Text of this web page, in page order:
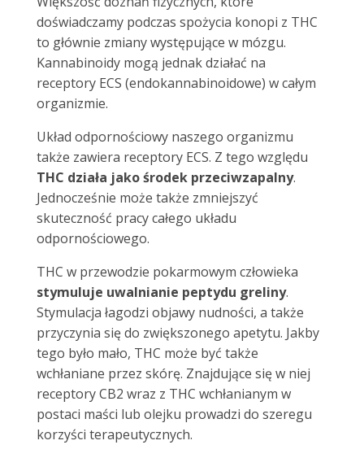
doświadczamy podczas spożycia konopi z THC
to głównie zmiany występujące w mózgu.
Kannabinoidy mogą jednak działać na
receptory ECS (endokannabinoidowe) w całym
organizmie.
Układ odpornościowy naszego organizmu
także zawiera receptory ECS. Z tego względu
THC działa jako środek przeciwzapalny.
Jednocześnie może także zmniejszyć
skuteczność pracy całego układu
odpornościowego.
THC w przewodzie pokarmowym człowieka
stymuluje uwalnianie peptydu greliny.
Stymulacja łagodzi objawy nudności, a także
przyczynia się do zwiększonego apetytu. Jakby
tego było mało, THC może być także
wchłaniane przez skórę. Znajdujące się w niej
receptory CB2 wraz z THC wchłanianym w
postaci maści lub olejku prowadzi do szeregu
korzyści terapeutycznych.